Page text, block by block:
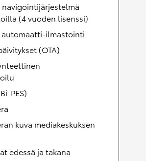
(4 vuoden lisenssi)
automaatti-ilmastointi
(OTA)
PES)
kuva mediakeskuksen
edessä ja takana